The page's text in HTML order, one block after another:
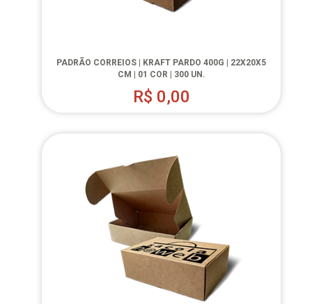
PADRÃO CORREIOS | KRAFT PARDO 400G | 22X20X5
CM | 01 COR | 300 UN.
R$ 0,00